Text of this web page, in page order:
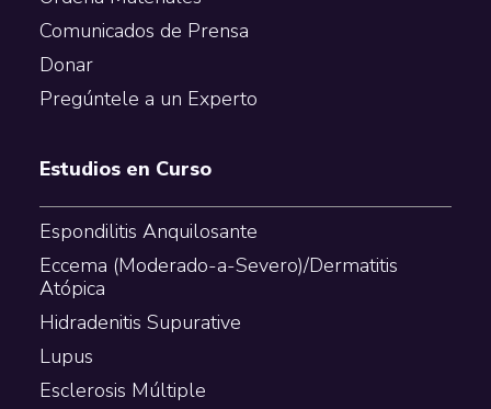
Comunicados de Prensa
Donar
Pregúntele a un Experto
Estudios en Curso
Espondilitis Anquilosante
Eccema (Moderado-a-Severo)/Dermatitis
Atópica
Hidradenitis Supurative
Lupus
Esclerosis Múltiple